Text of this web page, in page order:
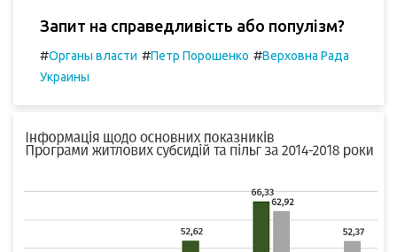
Запит на справедливість або популізм?
#Органы власти #Петр Порошенко #Верховна Рада
Украины